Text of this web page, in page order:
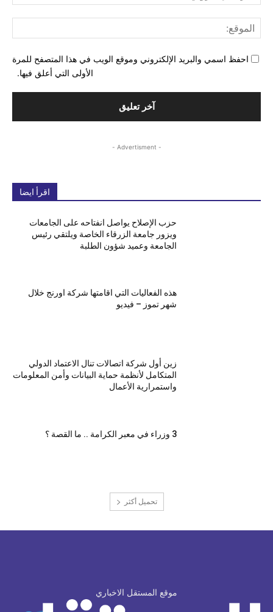
احفظ اسمي والبريد الإلكتروني وموقع الويب في هذا المتصفح للمرة
الأولى التي أعلق فيها.
- Advertisment -
اقرأ ايضا
حزب الإصلاح يواصل انفتاحه على الجامعات
ويزور جامعة الزرقاء الخاصة ويلتقي رئيس
الجامعة وعميد شؤون الطلبة
هذه الفعاليات التي اقامتها شركة اورنج خلال
شهر تموز – فيديو
زين أول شركة اتصالات تنال الاعتماد الدولي
المتكامل لأنظمة حماية البيانات وأمن المعلومات
واستمرارية الأعمال
3 وزراء في معبر الكرامة .. ما القصة ؟
تحميل أكثر
موقع المستقل الاخباري